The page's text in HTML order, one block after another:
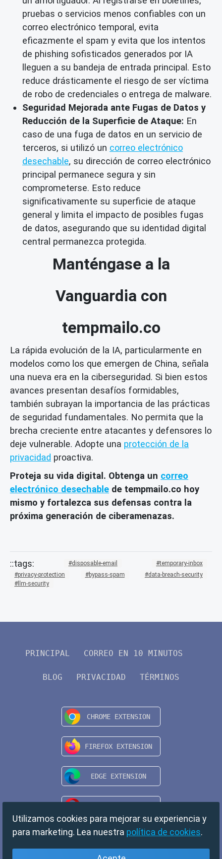
pruebas o servicios menos confiables con un
correo electrónico temporal, evita
eficazmente el spam y evita que los intentos
de phishing sofisticados generados por IA
lleguen a su bandeja de entrada principal. Esto
reduce drásticamente el riesgo de ser víctima
de robo de credenciales o entrega de malware.
Seguridad Mejorada ante Fugas de Datos y
Reducción de la Superficie de Ataque: En
caso de una fuga de datos en un servicio de
terceros, si utilizó un correo electrónico
desechable, su dirección de correo electrónico
principal permanece segura y sin
comprometerse. Esto reduce
significativamente su superficie de ataque
general y limita el impacto de posibles fugas
de datos, asegurando que su identidad digital
central permanezca protegida.
Manténgase a la
Vanguardia con
tempmailo.co
La rápida evolución de la IA, particularmente en
modelos como los que emergen de China, señala
una nueva era en la ciberseguridad. Si bien estos
avances presentan desafíos formidables,
también subrayan la importancia de las prácticas
de seguridad fundamentales. No permita que la
brecha creciente entre atacantes y defensores lo
deje vulnerable. Adopte una protección de la
privacidad proactiva.
Proteja su vida digital. Obtenga un correo
electrónico desechable de tempmailo.co hoy
mismo y fortalezca sus defensas contra la
próxima generación de ciberamenazas.
disposable-email
temporary-inbox
privacy-protection
bypass-spam
data-breach-security
llm-security
PRINCIPAL CORREO EN 10 MINUTOS
BLOG PRIVACIDAD TÉRMINOS
Utilizamos cookies para mejorar su experiencia y
para marketing. Lea nuestra política de cookies.